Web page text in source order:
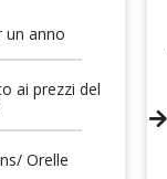
un anno
ai prezzi del
Orelle